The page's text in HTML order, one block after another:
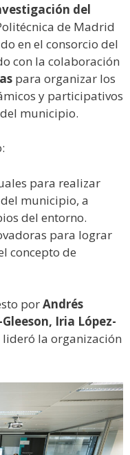
del
de Madrid
en el consorcio del
con la colaboración
para organizar los
y participativos
municipio.
para realizar
municipio, a
del entorno.
para lograr
concepto de
porAndrés
Iria López-
lideró la organización